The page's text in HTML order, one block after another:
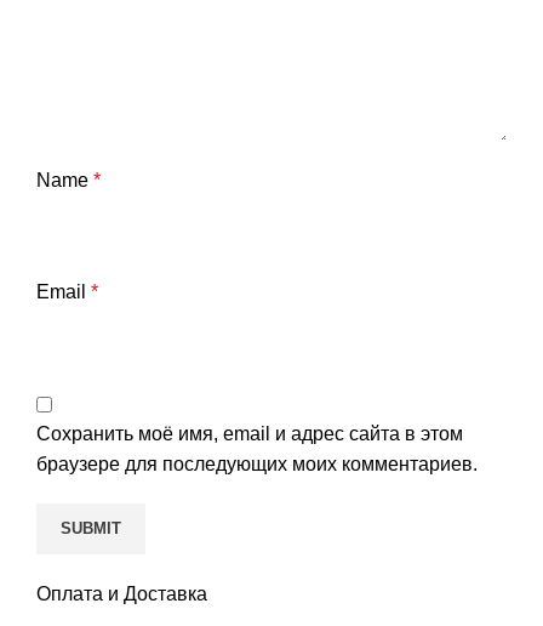
Name *
Email *
Сохранить моё имя, email и адрес сайта в этом
браузере для последующих моих комментариев.
Оплата и Доставка